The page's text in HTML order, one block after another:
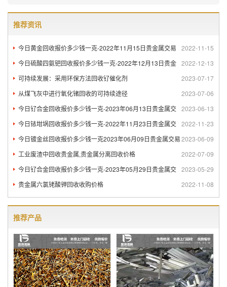
推荐资讯
2022-11-15
今日黄金回收报价多少钱一克-2022年11月15日贵金属交易
2022-12-13
今日硫酸四氨钯回收报价多少钱一克-2022年12月13日贵金
2023-07-17
可持续发展：采用环保方法回收钌催化剂
2023-07-06
从煤飞灰中进行氧化锗回收的可持续途径
2023-06-13
今日钌合金回收报价多少钱一克-2023年06月13日贵金属交
2022-11-23
今日铱坩埚回收报价多少钱一克-2022年11月23日贵金属交
2023-06-09
今日镀金丝回收报价多少钱一克2023年06月09日贵金属交易
2022-07-09
工业废渣中回收贵金属,贵金属分离回收价格
2023-05-29
今日钌合金回收报价多少钱一克-2023年05月29日贵金属交
2022-11-08
贵金属六氯铑酸钾回收收购价格
推荐产品